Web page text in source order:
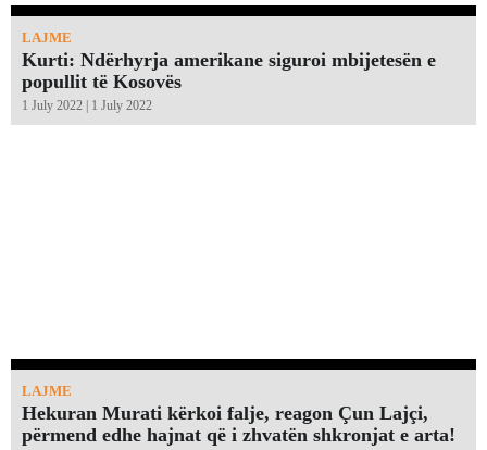
LAJME
Kurti: Ndërhyrja amerikane siguroi mbijetesën e
popullit të Kosovës
1 July 2022 | 1 July 2022
LAJME
Hekuran Murati kërkoi falje, reagon Çun Lajçi,
përmend edhe hajnat që i zhvatën shkronjat e arta!￼